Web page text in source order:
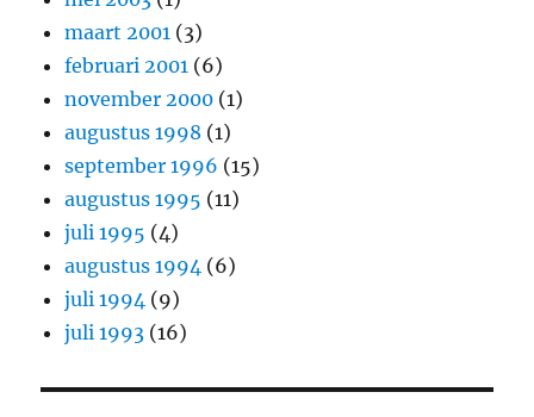
maart 2001 (3)
februari 2001 (6)
november 2000 (1)
augustus 1998 (1)
september 1996 (15)
augustus 1995 (11)
juli 1995 (4)
augustus 1994 (6)
juli 1994 (9)
juli 1993 (16)